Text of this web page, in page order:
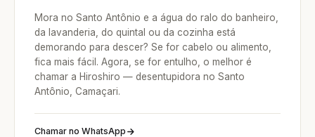
Mora no Santo Antônio e a água do ralo do banheiro,
da lavanderia, do quintal ou da cozinha está
demorando para descer? Se for cabelo ou alimento,
fica mais fácil. Agora, se for entulho, o melhor é
chamar a Hiroshiro — desentupidora no Santo
Antônio, Camaçari.
Chamar no WhatsApp